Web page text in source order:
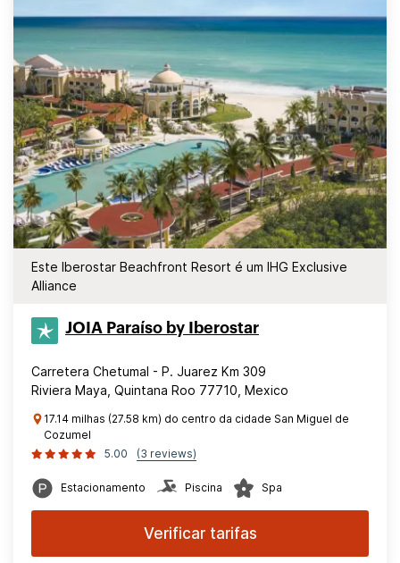
Este Iberostar Beachfront Resort é um IHG Exclusive
Alliance
JOIA Paraíso by Iberostar
Carretera Chetumal - P. Juarez Km 309
Riviera Maya, Quintana Roo 77710, Mexico
17.14 milhas (27.58 km) do centro da cidade San Miguel de
Cozumel
5.00
(3 reviews)
Estacionamento Piscina Spa
Verificar tarifas